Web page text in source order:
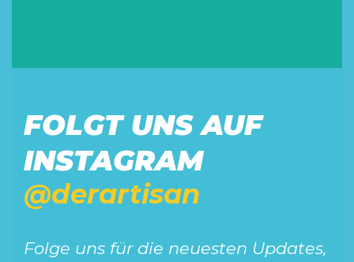
FOLGT UNS AUF
INSTAGRAM
@derartisan
Folge uns für die neuesten Updates,